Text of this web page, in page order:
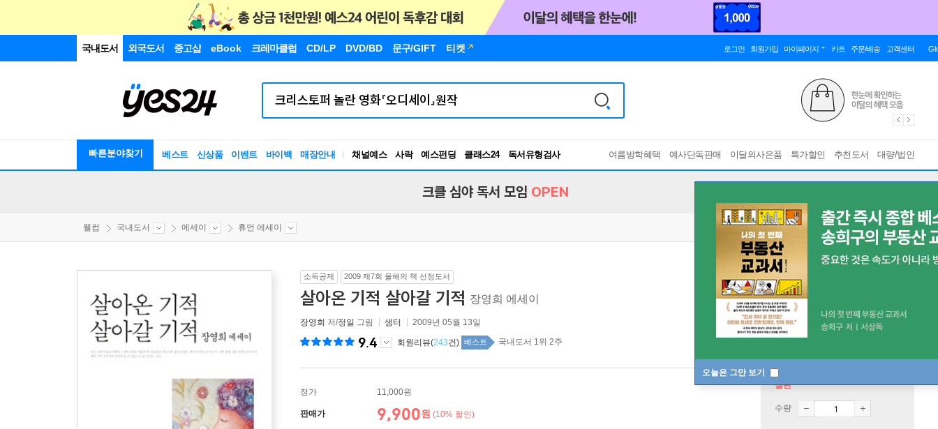
국내도서 외국도서 중고샵 eBook 크레마클럽 CD/LP DVD/BD 문구/GIFT 티켓 로그인 회원가입 마이페이지 카트 주문/배송 고객센터
빠른분야찾기 베스트 신상품 이벤트 바이백 매장안내 채널예스 사락 예스펀딩 클래스24
독서유형검사
RBTI Lab
여름방학혜택 예사단독판매 이달의사은품 특가할인 추천도서 대량/법인
오늘은 그만 보기
크클 심야 독서 모임 OPEN
웰컴 국내도서 에세이 휴먼 에세이
소득공제 2009 제7회 올해의 책 선정도서
살아온 기적 살아갈 기적 장영희 에세이
장영희 저/정일 그림 샘터 2009년 05월 13일
9.4 회원리뷰(243건) 베스트 국내도서 1위 2주
정가 11,000원
판매가 9,900원 (10% 할인)
절판
수량